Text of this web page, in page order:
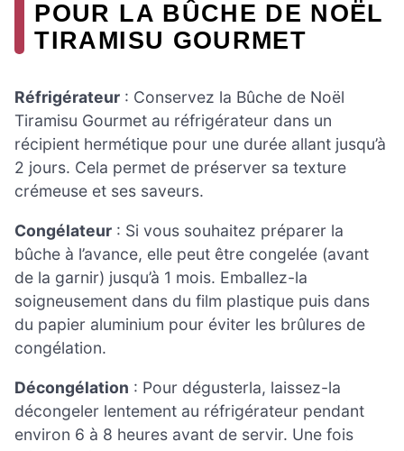
POUR LA BÛCHE DE NOËL
TIRAMISU GOURMET
Réfrigérateur : Conservez la Bûche de Noël
Tiramisu Gourmet au réfrigérateur dans un
récipient hermétique pour une durée allant jusqu’à
2 jours. Cela permet de préserver sa texture
crémeuse et ses saveurs.
Congélateur : Si vous souhaitez préparer la
bûche à l’avance, elle peut être congelée (avant
de la garnir) jusqu’à 1 mois. Emballez-la
soigneusement dans du film plastique puis dans
du papier aluminium pour éviter les brûlures de
congélation.
Décongélation : Pour dégusterla, laissez-la
décongeler lentement au réfrigérateur pendant
environ 6 à 8 heures avant de servir. Une fois